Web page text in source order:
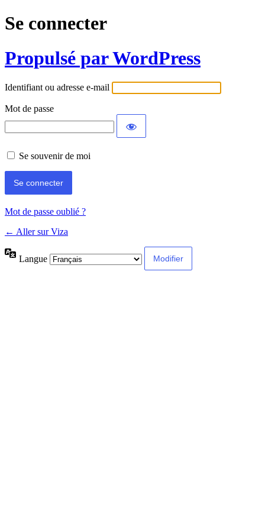
Se connecter
Propulsé par WordPress
Identifiant ou adresse e-mail
Mot de passe
Se souvenir de moi
Mot de passe oublié ?
← Aller sur Viza
Langue